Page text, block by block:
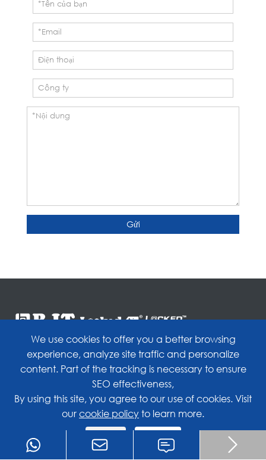
Gửi
Sản phẩm
Hỗ trợ
Tin tức
 
We use cookies to offer you a better browsing
experience, analyze site traffic and personalize
content. Part of the tracking is necessary to ensure
SEO effectiveness,
By using this site, you agree to our use of cookies. Visit
ourcookie policyto learn more.
Reject
Accept